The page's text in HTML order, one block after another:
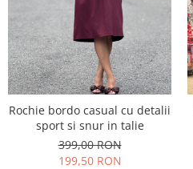
Rochie bordo casual cu detalii
sport si snur in talie
399,00 RON
199,50 RON